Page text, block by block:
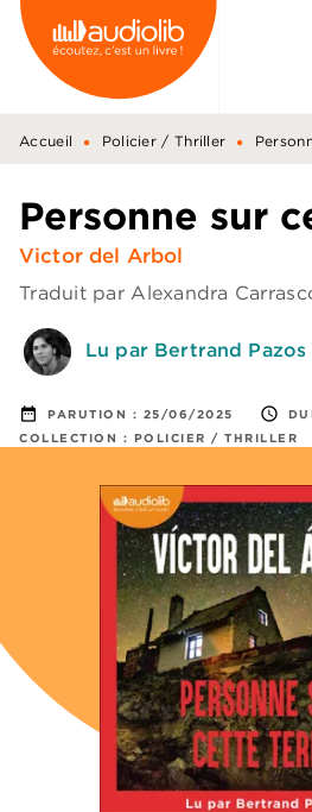
MENU RECHERCHE
PIED DE PAGE
Accueil • Policier / Thriller •
Personne sur
Victor del Arbol
Traduit parAlexandra
Lu par Bertrand Pazos
date_range PARUTION : 25/06/2025 access_time
COLLECTION : POLICIER / THRILLER